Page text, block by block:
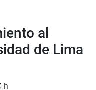
al
de Lima
h